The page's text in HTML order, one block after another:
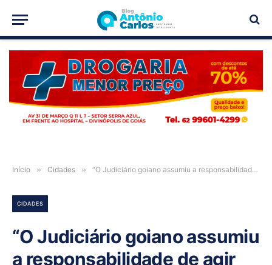
PUBLICIDADE
Início » Cidades » “O Judiciário goiano assumiu a responsabilidade de agir de forma concreta e assertiva”, afirmou Leandro Crispim ao abrir o “Mutirão Direitos ao Alcance de Todos”, em Cavalcante-GO
CIDADES
“O Judiciário goiano assumiu
a responsabilidade de agir